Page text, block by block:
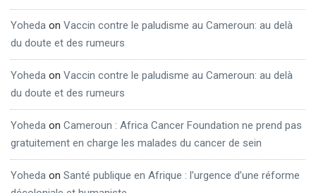
Yoheda on Vaccin contre le paludisme au Cameroun: au delà
du doute et des rumeurs
Yoheda on Vaccin contre le paludisme au Cameroun: au delà
du doute et des rumeurs
Yoheda on Cameroun : Africa Cancer Foundation ne prend pas
gratuitement en charge les malades du cancer de sein
Yoheda on Santé publique en Afrique : l’urgence d’une réforme